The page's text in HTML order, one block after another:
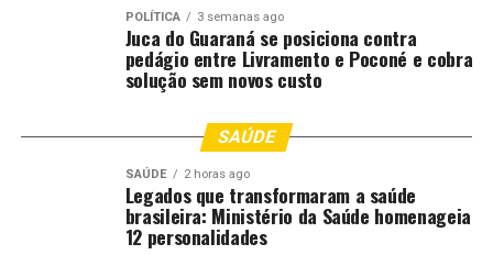
de 300 pontes, entre obras já contratadas e em processo
de contratação.
Ao defender a operação, Pivetta afirmou que Mato
aplicados no mercado financeiro, com rendimentos
próximos às taxas previstas no financiamento.
O governador explicou que o Estado possui
aproximadamente R$ 11 bilhões em caixa, sendo cerca
POLÍTICA 3 semanas ago
Juca do Guaraná se posiciona contra
pedágio entre Livramento e Poconé e cobra
solução sem novos custo
SAÚDE
SAÚDE 2 horas ago
Legados que transformaram a saúde
brasileira: Ministério da Saúde homenageia
12 personalidades